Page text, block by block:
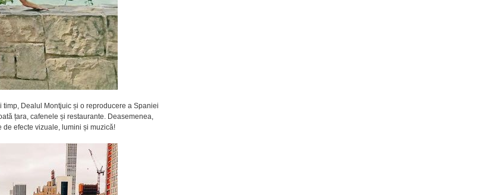
Dealul Montjuic și o reproducere a Spaniei
țara, cafenele și restaurante. Deasemenea,
de efecte vizuale, lumini și muzică!